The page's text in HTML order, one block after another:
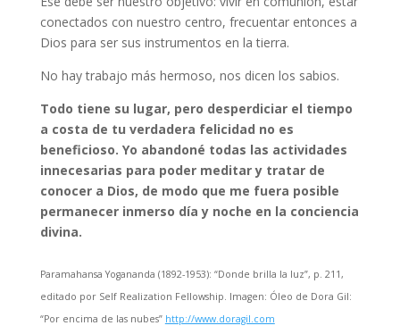
conectados con nuestro centro, frecuentar entonces a
Dios para ser sus instrumentos en la tierra.
No hay trabajo más hermoso, nos dicen los sabios.
Todo tiene su lugar, pero desperdiciar el tiempo
a costa de tu verdadera felicidad no es
beneficioso. Yo abandoné todas las actividades
innecesarias para poder meditar y tratar de
conocer a Dios, de modo que me fuera posible
permanecer inmerso día y noche en la conciencia
divina.
Paramahansa Yogananda (1892-1953): “Donde brilla la luz”, p. 211,
editado por Self Realization Fellowship. Imagen: Óleo de Dora Gil:
“Por encima de las nubes” http://www.doragil.com